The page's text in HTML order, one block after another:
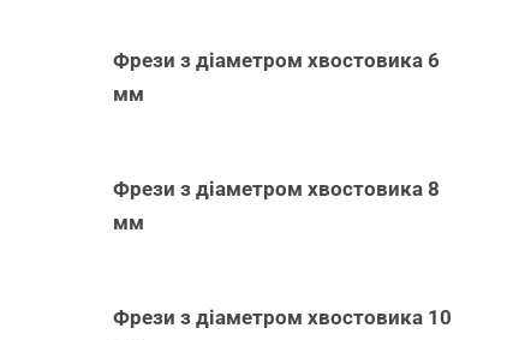
Фрези з діаметром хвостовика 6
мм
Фрези з діаметром хвостовика 8
мм
Фрези з діаметром хвостовика 10